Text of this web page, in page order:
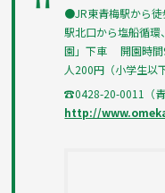
●JR東青梅駅から
駅北口から塩船循
園」下車 開園時間
人200円（小学生以
☎0428-20-0011（
http://